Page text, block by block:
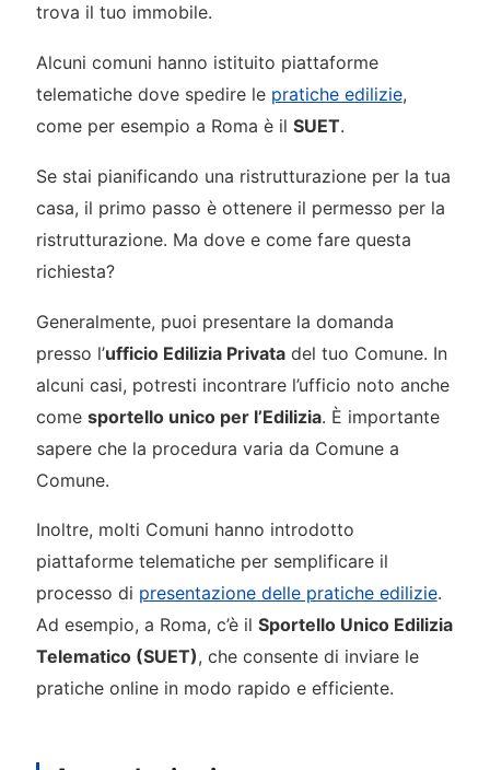
trova il tuo immobile.
Alcuni comuni hanno istituito piattaforme
telematiche dove spedire le pratiche edilizie,
come per esempio a Roma è il SUET.
Se stai pianificando una ristrutturazione per la tua
casa, il primo passo è ottenere il permesso per la
ristrutturazione. Ma dove e come fare questa
richiesta?
Generalmente, puoi presentare la domanda
presso l’ufficio Edilizia Privatadel tuo Comune. In
alcuni casi, potresti incontrare l’ufficio noto anche
come sportello unico per l’Edilizia. È importante
sapere che la procedura varia da Comune a
Comune.
Inoltre, molti Comuni hanno introdotto
piattaforme telematiche per semplificare il
processo di presentazione delle pratiche edilizie.
Ad esempio, a Roma, c’è il Sportello Unico Edilizia
Telematico (SUET), che consente di inviare le
pratiche online in modo rapido e efficiente.